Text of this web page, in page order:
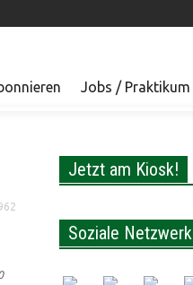
Jobs / Praktikum
Jetzt am Kiosk!
Soziale